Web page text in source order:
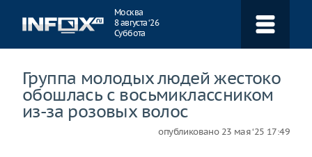
Москва
8 августа ‘26
Суббота
Группа молодых людей жестоко
обошлась с восьмиклассником
из-за розовых волос
опубликовано 23 мая ‘25 17:49